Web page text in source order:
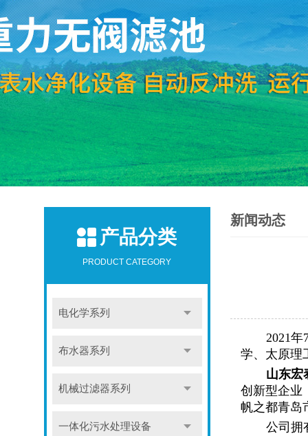
产品分类
PRODUCT CATEGORY
电化学系列
布水器系列
机械过滤器系列
一体化污水处理设备
新闻动态
2021年
学、太原理
山东宏
创新型企业
帆之都青岛
公司拥